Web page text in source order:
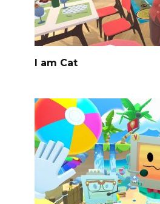
I am Cat